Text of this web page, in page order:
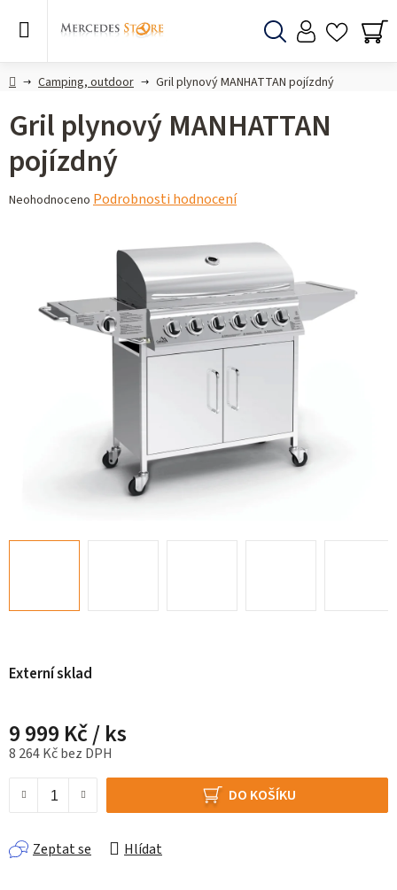
DomůCamping, outdoor Gril plynový MANHATTAN pojízdný
Externí sklad
9 999 Kč/ ks
8 264 Kč bez DPH
DO KOŠÍKU
Zeptat se Hlídat
Gril plynový MANHATTAN
pojízdný
Průměrné
hvězdiček.
Neohodnoceno Podrobnosti hodnocení